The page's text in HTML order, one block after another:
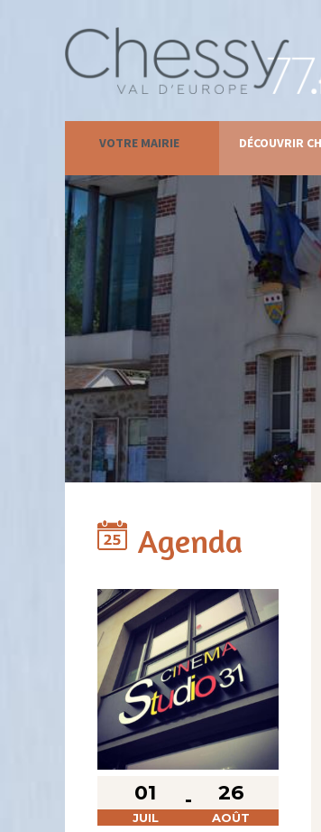
VOTRE MAIRIE DÉCOUVRIR
Agenda
01
JUIL
26
AOÛT